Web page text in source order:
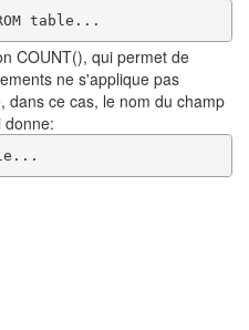
table...
COUNT(), qui permet de
ne s'applique pas
dans ce cas, le nom du champ
donne: